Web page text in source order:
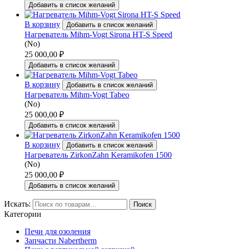
Добавить в список желаний
В корзину Добавить в список желаний
Нагреватель Mihm-Vogt Sirona HT-S Speed
(No)
25 000,00 ₽
Добавить в список желаний
В корзину Добавить в список желаний
Нагреватель Mihm-Vogt Tabeo
(No)
25 000,00 ₽
Добавить в список желаний
В корзину Добавить в список желаний
Нагреватель ZirkonZahn Keramikofen 1500
(No)
25 000,00 ₽
Добавить в список желаний
Искать: Поиск
Категории
Печи для озоления
Запчасти Nabertherm